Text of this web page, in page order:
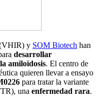
y SOM Biotech han
desarrollar
amiloidosis. El centro de
quieren llevar a ensayo
para tratar la variante
una enfermedad rara.